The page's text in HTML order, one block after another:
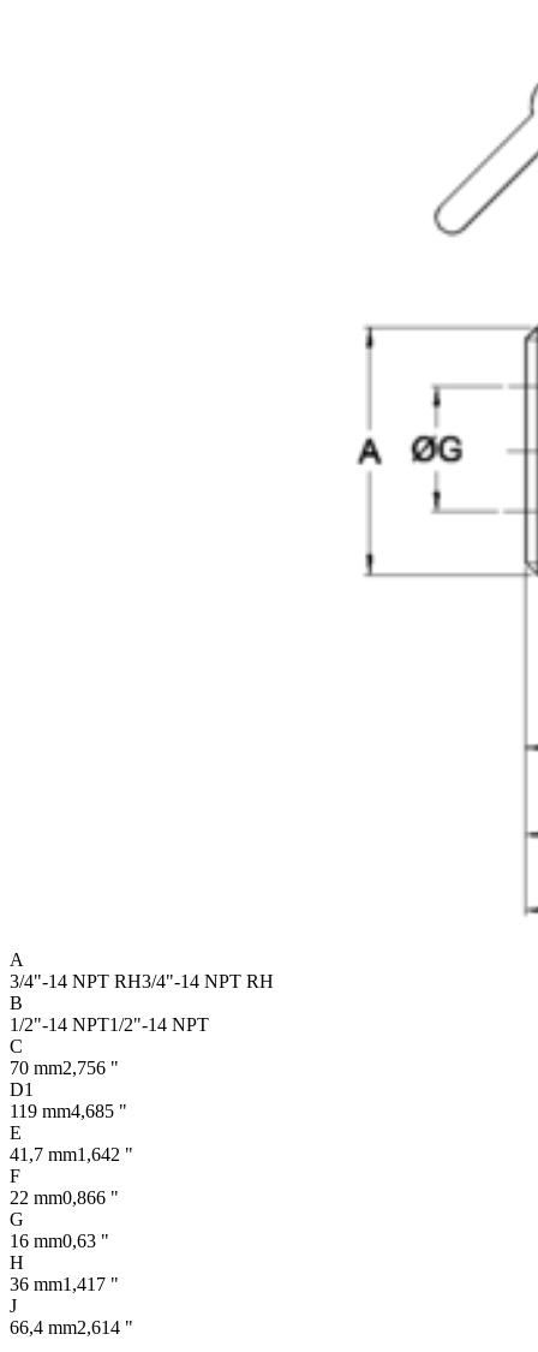
A
3/4"-14 NPT RH3/4"-14 NPT RH
B
1/2"-14 NPT1/2"-14 NPT
C
70 mm2,756 "
D1
119 mm4,685 "
E
41,7 mm1,642 "
F
22 mm0,866 "
G
16 mm0,63 "
H
36 mm1,417 "
J
66,4 mm2,614 "